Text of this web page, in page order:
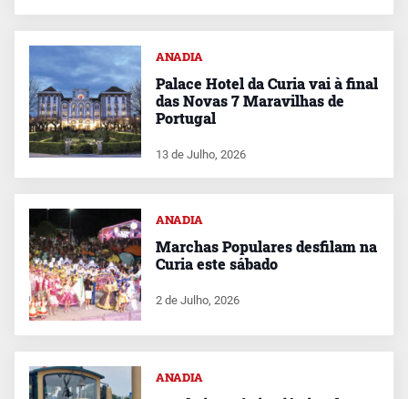
ANADIA
Palace Hotel da Curia vai à final
das Novas 7 Maravilhas de
Portugal
13 de Julho, 2026
ANADIA
Marchas Populares desfilam na
Curia este sábado
2 de Julho, 2026
ANADIA